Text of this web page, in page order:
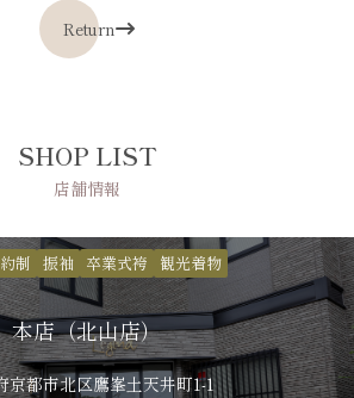
Return
SHOP LIST
店舗情報
制 振袖 卒業式袴 観光着物
本店（北山店）
京都市北区鷹峯土天井町1-1